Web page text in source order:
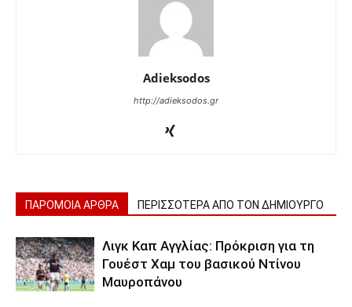
Adieksodos
http://adieksodos.gr
ΠΑΡΟΜΟΙΑ ΑΡΘΡΑ ΠΕΡΙΣΣΟΤΕΡΑ ΑΠΟ ΤΟΝ ΔΗΜΙΟΥΡΓΟ
Λιγκ Καπ Αγγλίας: Πρόκριση για τη
Γουέστ Χαμ του βασικού Ντίνου
Μαυροπάνου